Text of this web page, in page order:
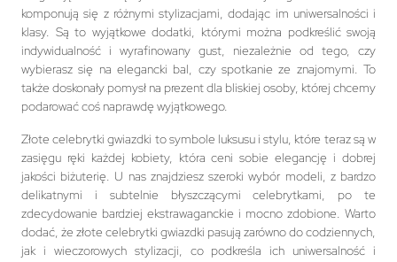
komponują się z różnymi stylizacjami, dodając im uniwersalności i
klasy. Są to wyjątkowe dodatki, którymi można podkreślić swoją
indywidualność i wyrafinowany gust, niezależnie od tego, czy
wybierasz się na elegancki bal, czy spotkanie ze znajomymi. To
także doskonały pomysł na prezent dla bliskiej osoby, której chcemy
podarować coś naprawdę wyjątkowego.
Złote celebrytki gwiazdki to symbole luksusu i stylu, które teraz są w
zasięgu ręki każdej kobiety, która ceni sobie elegancję i dobrej
jakości biżuterię. U nas znajdziesz szeroki wybór modeli, z bardzo
delikatnymi i subtelnie błyszczącymi celebrytkami, po te
zdecydowanie bardziej ekstrawaganckie i mocno zdobione. Warto
dodać, że złote celebrytki gwiazdki pasują zarówno do codziennych,
jak i wieczorowych stylizacji, co podkreśla ich uniwersalność i